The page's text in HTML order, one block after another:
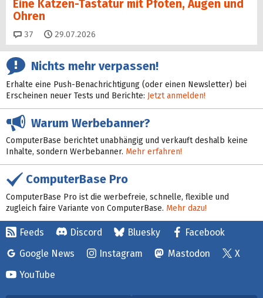
Eine Katzen-Tastatur mit Pfoten, Augen und
Ohren
37 Kommentare
29.07.2026
Nichts mehr verpassen!
Erhalte eine Push-Benachrichtigung (oder einen Newsletter) bei
Erscheinen neuer Tests und Berichte: Jetzt anmelden!
Warum Werbebanner?
ComputerBase berichtet unabhängig und verkauft deshalb keine
Inhalte, sondern Werbebanner. Mehr erfahren!
ComputerBase Pro
ComputerBase Pro ist die werbefreie, schnelle, flexible und
zugleich faire Variante von ComputerBase. Mehr dazu!
Feeds Discord Bluesky
Facebook
Google News
Instagram Mastodon
X
YouTube